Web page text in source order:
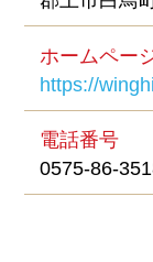
ホームペー
https://
電話番号
0575-86-